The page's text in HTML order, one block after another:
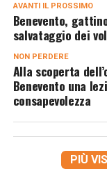
AVANTI IL ​​PROSSIMO
Benevento,
salvataggio dei
NON PERDERE
Alla scoperta
Benevento una
consapevolezza
PIÙ